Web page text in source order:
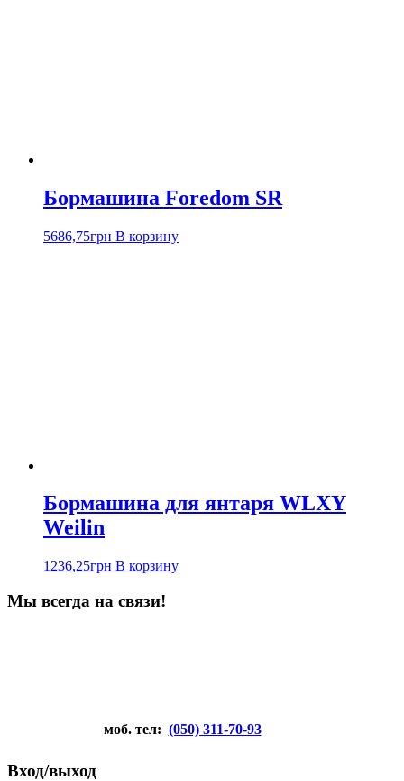
Бормашина Foredom SR
5686,75грн В корзину
Бормашина для янтаря WLXY
Weilin
1236,25грн В корзину
Мы всегда на связи!
моб. тел: (050) 311-70-93
Вход/выход